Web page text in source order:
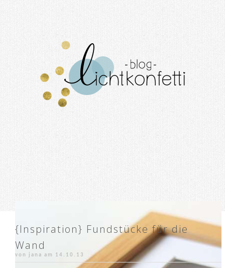
{Inspiration} Fundstücke für die
Wand
von jana am 14.10.13